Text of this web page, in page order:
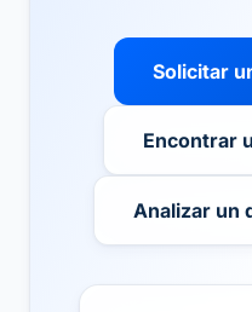
Solicitar
Encontrar
Analizar un